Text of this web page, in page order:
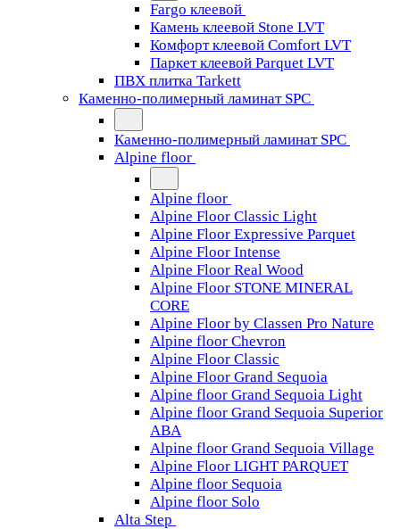
Fargo клеевой
Камень клеевой Stone LVT
Комфорт клеевой Comfort LVT
Паркет клеевой Parquet LVT
ПВХ плитка Tarkett
Каменно-полимерный ламинат SPC
Каменно-полимерный ламинат SPC
Alpine floor
Alpine floor
Alpine Floor Classic Light
Alpine Floor Expressive Parquet
Alpine Floor Intense
Alpine Floor Real Wood
Alpine Floor STONE MINERAL
CORE
Alpine Floor by Classen Pro Nature
Alpine floor Chevron
Alpine Floor Classic
Alpine Floor Grand Sequoia
Alpine floor Grand Sequoia Light
Alpine floor Grand Sequoia Superior
ABA
Alpine floor Grand Sequoia Village
Alpine Floor LIGHT PARQUET
Alpine floor Sequoia
Alpine floor Solo
Alta Step